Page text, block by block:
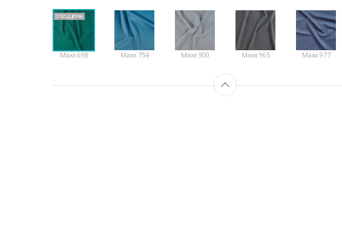
спеццена
Maxx 698 Maxx 754 Maxx 900 Maxx 965 Maxx 977